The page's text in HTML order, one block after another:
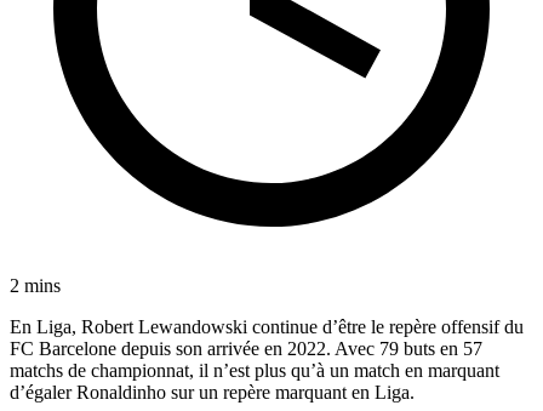
2 mins
En Liga, Robert Lewandowski continue d’être le repère offensif du
FC Barcelone depuis son arrivée en 2022. Avec 79 buts en 57
matchs de championnat, il n’est plus qu’à un match en marquant
d’égaler Ronaldinho sur un repère marquant en Liga.